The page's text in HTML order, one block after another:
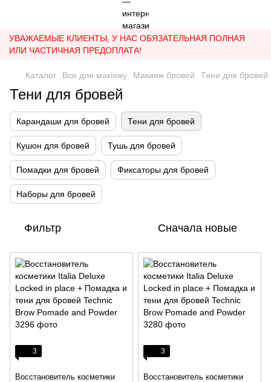
УВАЖАЕМЫЕ КЛИЕНТЫ, У НАС ОБЯЗАТЕЛЬНАЯ ПОЛНАЯ
ИЛИ ЧАСТИЧНАЯ ПРЕДОПЛАТА!
Каталог Все для макіяжу Макияж бровей Тени для бровей
Тени для бровей
Карандаши для бровей Тени для бровей
Кушон для бровей Тушь для бровей
Помадки для бровей Фиксаторы для бровей
Наборы для бровей
Фильтр Сначала новые
3
Восстановитель косметики
3
Восстановитель косметики